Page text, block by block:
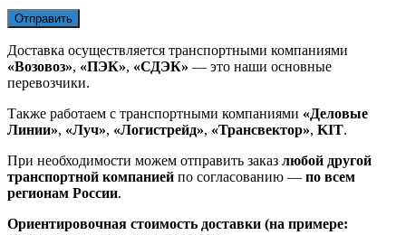
Доставка осуществляется транспортными компаниями
«Возовоз», «ПЭК», «СДЭК» — это наши основные
перевозчики.
Также работаем с транспортными компаниями «Деловые
Линии», «Луч», «Логистрейд», «Трансвектор», KIT.
При необходимости можем отправить заказ любой другой
транспортной компанией по согласованию — по всем
регионам России.
Ориентировочная стоимость доставки (на примере: